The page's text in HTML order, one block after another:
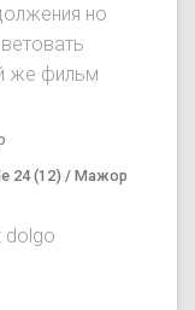
но
же фильм
24 (12) / Мажор
dolgo